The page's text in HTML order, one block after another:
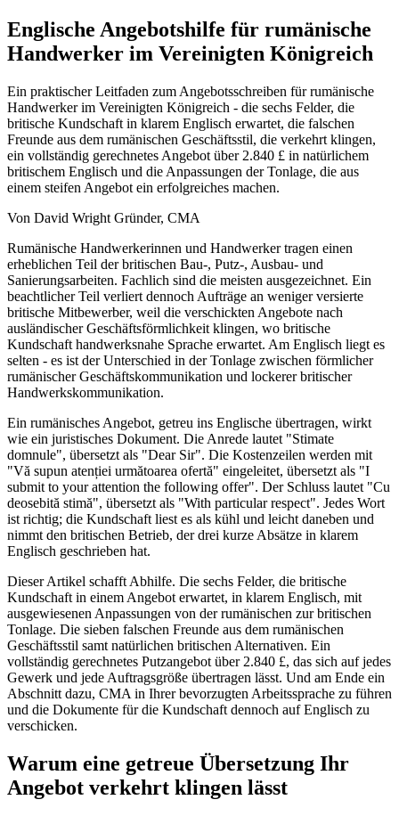
Englische Angebotshilfe für rumänische
Handwerker im Vereinigten Königreich
Ein praktischer Leitfaden zum Angebotsschreiben für rumänische
Handwerker im Vereinigten Königreich - die sechs Felder, die
britische Kundschaft in klarem Englisch erwartet, die falschen
Freunde aus dem rumänischen Geschäftsstil, die verkehrt klingen,
ein vollständig gerechnetes Angebot über 2.840 £ in natürlichem
britischem Englisch und die Anpassungen der Tonlage, die aus
einem steifen Angebot ein erfolgreiches machen.
Von David Wright Gründer, CMA
Rumänische Handwerkerinnen und Handwerker tragen einen
erheblichen Teil der britischen Bau-, Putz-, Ausbau- und
Sanierungsarbeiten. Fachlich sind die meisten ausgezeichnet. Ein
beachtlicher Teil verliert dennoch Aufträge an weniger versierte
britische Mitbewerber, weil die verschickten Angebote nach
ausländischer Geschäftsförmlichkeit klingen, wo britische
Kundschaft handwerksnahe Sprache erwartet. Am Englisch liegt es
selten - es ist der Unterschied in der Tonlage zwischen förmlicher
rumänischer Geschäftskommunikation und lockerer britischer
Handwerkskommunikation.
Ein rumänisches Angebot, getreu ins Englische übertragen, wirkt
wie ein juristisches Dokument. Die Anrede lautet "Stimate
domnule", übersetzt als "Dear Sir". Die Kostenzeilen werden mit
"Vă supun atenției următoarea ofertă" eingeleitet, übersetzt als "I
submit to your attention the following offer". Der Schluss lautet "Cu
deosebită stimă", übersetzt als "With particular respect". Jedes Wort
ist richtig; die Kundschaft liest es als kühl und leicht daneben und
nimmt den britischen Betrieb, der drei kurze Absätze in klarem
Englisch geschrieben hat.
Dieser Artikel schafft Abhilfe. Die sechs Felder, die britische
Kundschaft in einem Angebot erwartet, in klarem Englisch, mit
ausgewiesenen Anpassungen von der rumänischen zur britischen
Tonlage. Die sieben falschen Freunde aus dem rumänischen
Geschäftsstil samt natürlichen britischen Alternativen. Ein
vollständig gerechnetes Putzangebot über 2.840 £, das sich auf jedes
Gewerk und jede Auftragsgröße übertragen lässt. Und am Ende ein
Abschnitt dazu, CMA in Ihrer bevorzugten Arbeitssprache zu führen
und die Dokumente für die Kundschaft dennoch auf Englisch zu
verschicken.
Warum eine getreue Übersetzung Ihr
Angebot verkehrt klingen lässt